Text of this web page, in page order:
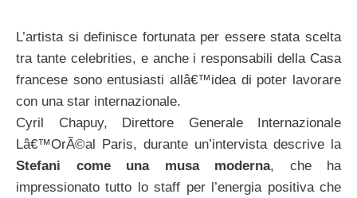
L’artista si definisce fortunata per essere stata scelta
tra tante celebrities, e anche i responsabili della Casa
francese sono entusiasti allâ€™idea di poter lavorare
con una star internazionale.
Cyril Chapuy, Direttore Generale Internazionale
Lâ€™OrÃ©al Paris, durante un’intervista descrive la
Stefani come una musa moderna, che ha
impressionato tutto lo staff per l’energia positiva che